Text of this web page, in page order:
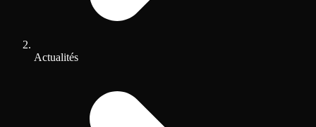
Actualités